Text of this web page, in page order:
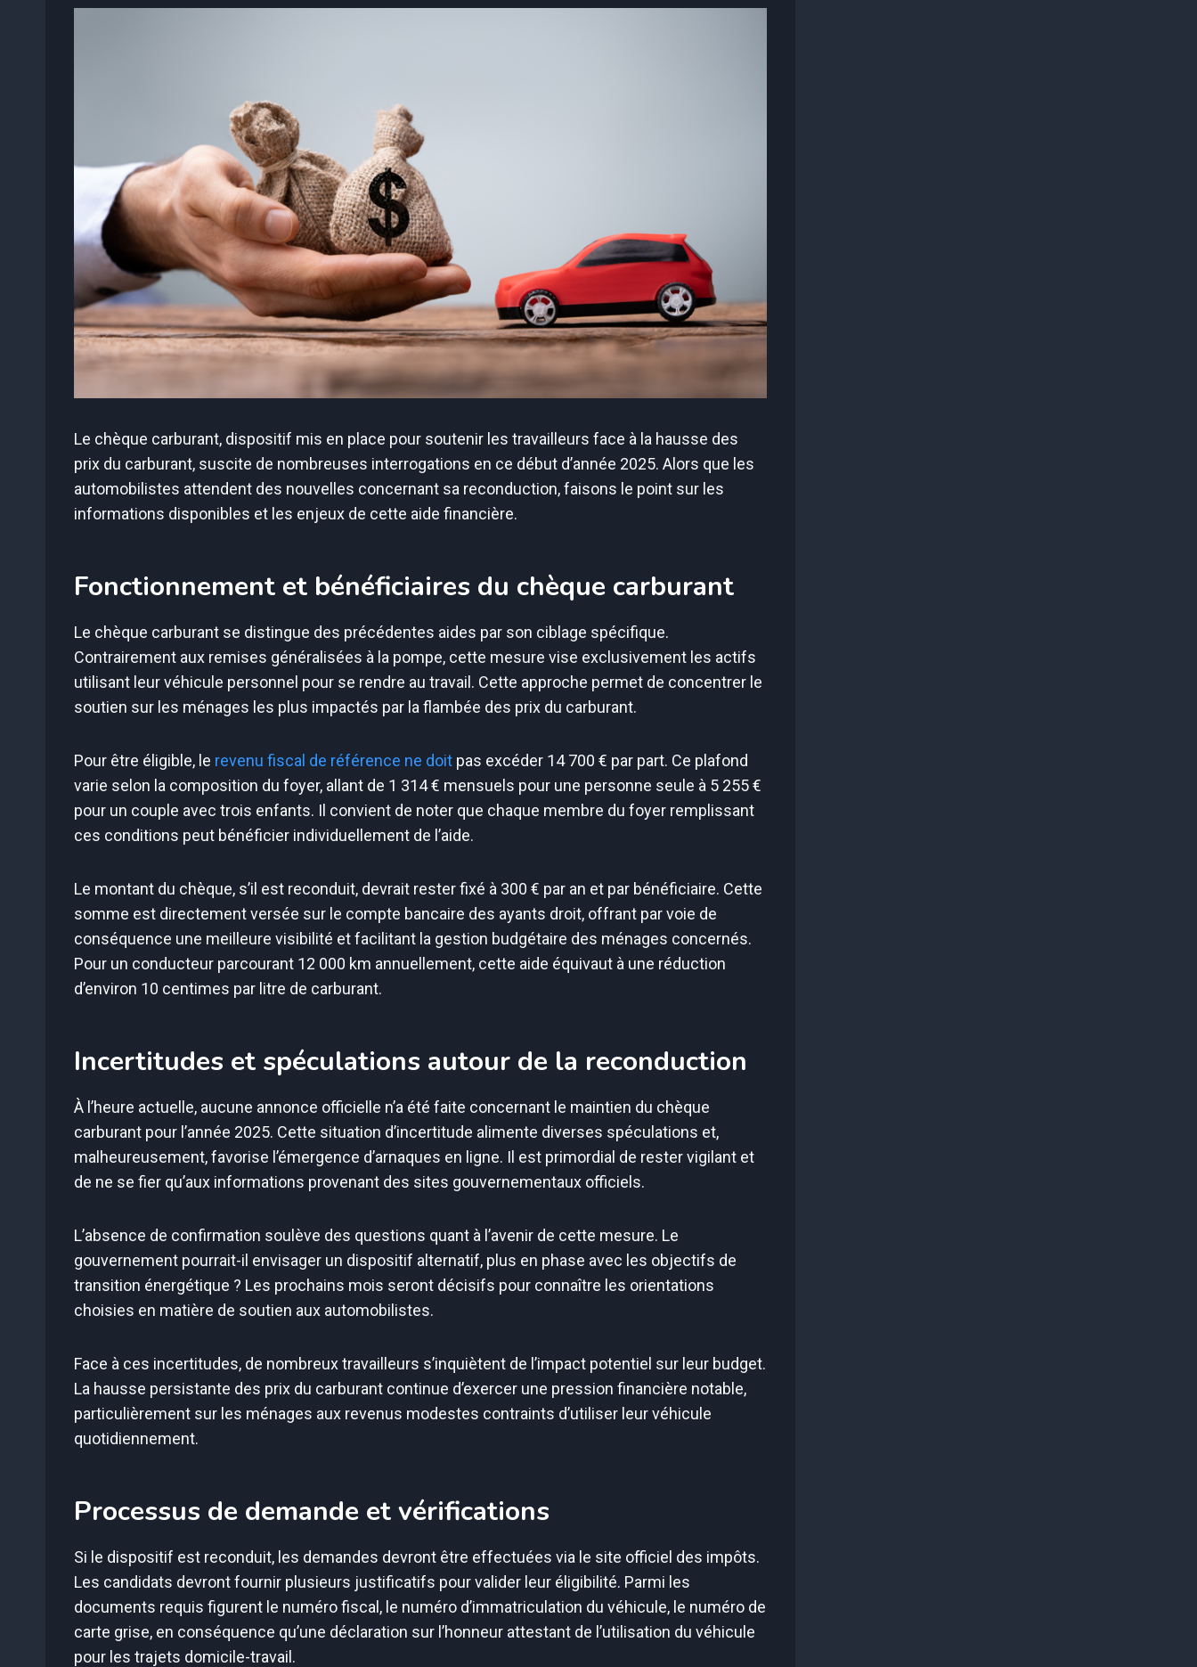
Le chèque carburant, dispositif mis en place pour soutenir les travailleurs face à la hausse des
prix du carburant, suscite de nombreuses interrogations en ce début d’année 2025. Alors que les
automobilistes attendent des nouvelles concernant sa reconduction, faisons le point sur les
informations disponibles et les enjeux de cette aide financière.
Fonctionnement et bénéficiaires du chèque carburant
Le chèque carburant se distingue des précédentes aides par son ciblage spécifique.
Contrairement aux remises généralisées à la pompe, cette mesure vise exclusivement les actifs
utilisant leur véhicule personnel pour se rendre au travail. Cette approche permet de concentrer le
soutien sur les ménages les plus impactés par la flambée des prix du carburant.
Pour être éligible, le revenu fiscal de référence ne doit pas excéder 14 700 € par part. Ce plafond
varie selon la composition du foyer, allant de 1 314 € mensuels pour une personne seule à 5 255 €
pour un couple avec trois enfants. Il convient de noter que chaque membre du foyer remplissant
ces conditions peut bénéficier individuellement de l’aide.
Le montant du chèque, s’il est reconduit, devrait rester fixé à 300 € par an et par bénéficiaire. Cette
somme est directement versée sur le compte bancaire des ayants droit, offrant par voie de
conséquence une meilleure visibilité et facilitant la gestion budgétaire des ménages concernés.
Pour un conducteur parcourant 12 000 km annuellement, cette aide équivaut à une réduction
d’environ 10 centimes par litre de carburant.
Incertitudes et spéculations autour de la reconduction
À l’heure actuelle, aucune annonce officielle n’a été faite concernant le maintien du chèque
carburant pour l’année 2025. Cette situation d’incertitude alimente diverses spéculations et,
malheureusement, favorise l’émergence d’arnaques en ligne. Il est primordial de rester vigilant et
de ne se fier qu’aux informations provenant des sites gouvernementaux officiels.
L’absence de confirmation soulève des questions quant à l’avenir de cette mesure. Le
gouvernement pourrait-il envisager un dispositif alternatif, plus en phase avec les objectifs de
transition énergétique ? Les prochains mois seront décisifs pour connaître les orientations
choisies en matière de soutien aux automobilistes.
Face à ces incertitudes, de nombreux travailleurs s’inquiètent de l’impact potentiel sur leur budget.
La hausse persistante des prix du carburant continue d’exercer une pression financière notable,
particulièrement sur les ménages aux revenus modestes contraints d’utiliser leur véhicule
quotidiennement.
Processus de demande et vérifications
Si le dispositif est reconduit, les demandes devront être effectuées via le site officiel des impôts.
Les candidats devront fournir plusieurs justificatifs pour valider leur éligibilité. Parmi les
documents requis figurent le numéro fiscal, le numéro d’immatriculation du véhicule, le numéro de
carte grise, en conséquence qu’une déclaration sur l’honneur attestant de l’utilisation du véhicule
pour les trajets domicile-travail.